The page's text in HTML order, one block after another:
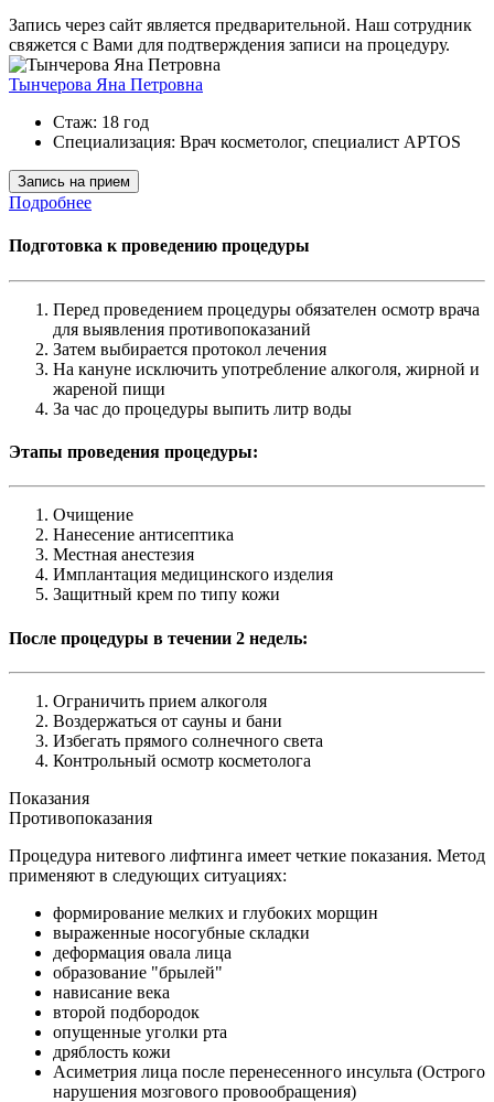
Запись через сайт является предварительной. Наш сотрудник
свяжется с Вами для подтверждения записи на процедуру.
Тынчерова Яна Петровна
Стаж: 18 год
Специализация: Врач косметолог, специалист APTOS
Запись на прием
Подробнее
Подготовка к проведению процедуры
Перед проведением процедуры обязателен осмотр врача
для выявления противопоказаний
Затем выбирается протокол лечения
На кануне исключить употребление алкоголя, жирной и
жареной пищи
За час до процедуры выпить литр воды
Этапы проведения процедуры:
Очищение
Нанесение антисептика
Местная анестезия
Имплантация медицинского изделия
Защитный крем по типу кожи
После процедуры в течении 2 недель:
Ограничить прием алкоголя
Воздержаться от сауны и бани
Избегать прямого солнечного света
Контрольный осмотр косметолога
Показания
Противопоказания
Процедура нитевого лифтинга имеет четкие показания. Метод
применяют в следующих ситуациях:
формирование мелких и глубоких морщин
выраженные носогубные складки
деформация овала лица
образование "брылей"
нависание века
второй подбородок
опущенные уголки рта
дряблость кожи
Асиметрия лица после перенесенного инсульта (Острого
нарушения мозгового провообращения)